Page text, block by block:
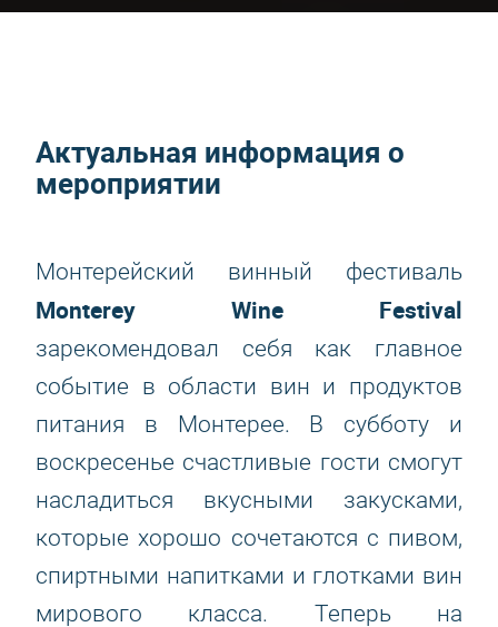
Актуальная информация о
мероприятии
Монтерейский винный фестиваль
Monterey Wine Festival
зарекомендовал себя как главное
событие в области вин и продуктов
питания в Монтерее. В субботу и
воскресенье счастливые гости смогут
насладиться вкусными закусками,
которые хорошо сочетаются с пивом,
спиртными напитками и глотками вин
мирового класса. Теперь на